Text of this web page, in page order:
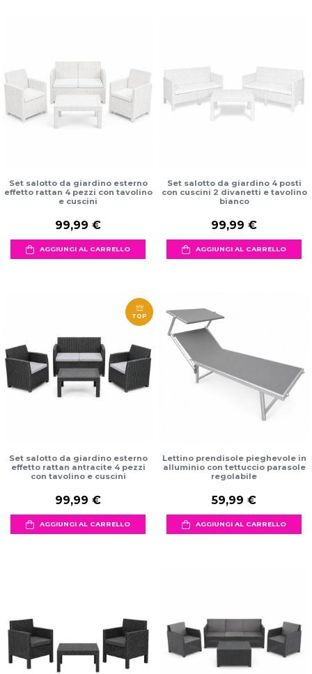
Set salotto da giardino esterno
effetto rattan 4 pezzi con tavolino
e cuscini
99,99 €
AGGIUNGI AL CARRELLO
Set salotto da giardino 4 posti
con cuscini 2 divanetti e tavolino
bianco
99,99 €
AGGIUNGI AL CARRELLO
TOP
Set salotto da giardino esterno
effetto rattan antracite 4 pezzi
con tavolino e cuscini
99,99 €
AGGIUNGI AL CARRELLO
Lettino prendisole pieghevole in
alluminio con tettuccio parasole
regolabile
59,99 €
AGGIUNGI AL CARRELLO